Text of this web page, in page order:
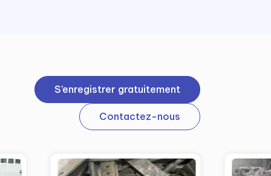
S’enregistrer gratuitement
Contactez-nous